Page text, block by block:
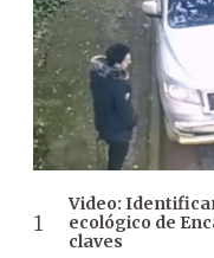
Video:
ecológico de
claves